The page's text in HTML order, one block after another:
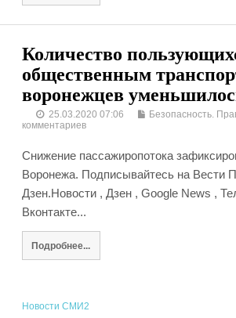
Количество
общественным
воронежцев
25.03.2020 07:06 Безопасность.
комментариев
Снижение пассажиропотока
Воронежа. Подписывайтесь на Вести
Дзен.Новости , Дзен , Google News ,
Вконтакте...
Подробнее...
Новости СМИ2